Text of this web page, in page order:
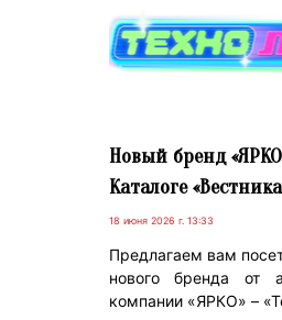
Новый бренд
Каталоге
18 июня 2026 г. 13:33
Предлагаем вам
нового бренда от
компании «ЯРКО» –